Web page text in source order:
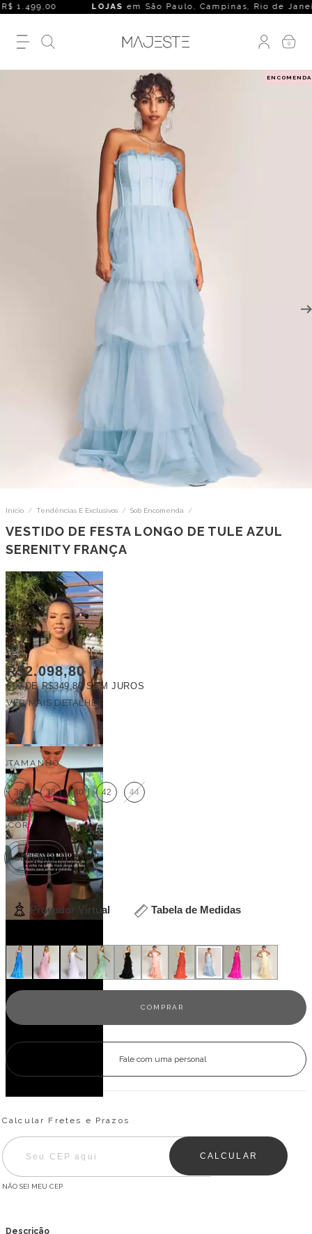
1.499,00 LOJASem São Paulo, Campinas, Rio de
0
ENCOMENDA
Início / Tendências E Exclusivos / Sob Encomenda /
VESTIDO DE FESTA LONGO DE TULE AZUL
SERENITY FRANÇA
R$2.098,80
6 X DER$349,80 SEM JUROS
VER MAIS DETALHES
FRETE GRÁTIS
TAMANHO:
36 38 40 42 44
COR:
SERENITY
Provador Virtual Tabela de Medidas
Fale com uma personal
Entregas para o CEP:
Calcular Fretes e Prazos
CALCULAR
NÃO SEI MEU CEP
Descrição